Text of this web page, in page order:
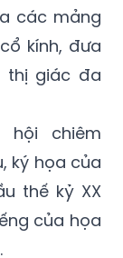
các mảng
kính, đưa
thị giác đa
chiêm
ký họa của
thế kỷ XX
của họa